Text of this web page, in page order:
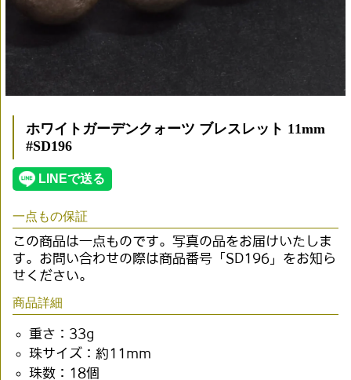
ホワイトガーデンクォーツ ブレスレット 11mm
#SD196
一点もの保証
この商品は一点ものです。写真の品をお届けいたしま
す。お問い合わせの際は商品番号「SD196」をお知ら
せください。
商品詳細
重さ：33g
珠サイズ：約11mm
珠数：18個